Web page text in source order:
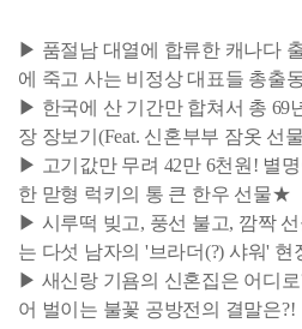
▶ 품절남 대열에 합류한 캐나다
에 죽고 사는 비정상 대표들 총출
▶ 한국에 산 기간만 합쳐서 총 69
장 장보기(Feat. 신혼부부 잠옷 선
▶ 고기값만 무려 42만 6천원! 별
한 맏형 럭키의 통 큰 한우 선물★
▶ 시루떡 빚고, 풍선 불고, 깜짝
는 다섯 남자의 '브라더(?) 샤워' 현
▶ 새신랑 기욤의 신혼집은 어디로
어 벌이는 불꽃 공방전의 결말은?!